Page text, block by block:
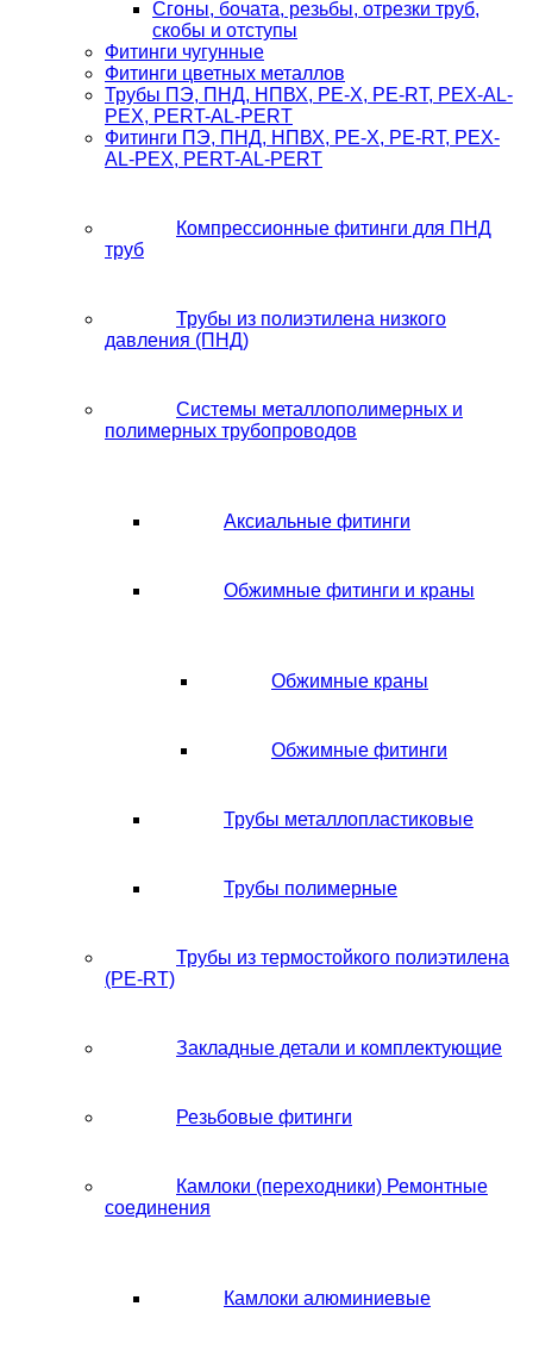
Сгоны, бочата, резьбы, отрезки труб,
скобы и отступы
Фитинги чугунные
Фитинги цветных металлов
Трубы ПЭ, ПНД, НПВХ, PE-X, PE-RT, PEX-AL-
PEX, PERT-AL-PERT
Фитинги ПЭ, ПНД, НПВХ, PE-X, PE-RT, PEX-
AL-PEX, PERT-AL-PERT
Компрессионные фитинги для ПНД
труб
Трубы из полиэтилена низкого
давления (ПНД)
Системы металлополимерных и
полимерных трубопроводов
Аксиальные фитинги
Обжимные фитинги и краны
Обжимные краны
Обжимные фитинги
Трубы металлопластиковые
Трубы полимерные
Трубы из термостойкого полиэтилена
(PE-RT)
Закладные детали и комплектующие
Резьбовые фитинги
Камлоки (переходники) Ремонтные
соединения
Камлоки алюминиевые